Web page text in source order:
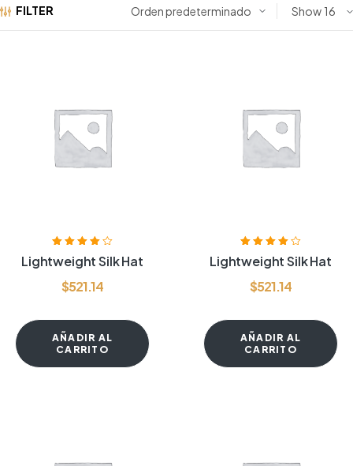
FILTER Show
Valorado
con4.00 de
Lightweight Silk Hat
$521.14
AÑADIR AL
CARRITO
Valorado
con4.00 de
Lightweight Silk Hat
$521.14
AÑADIR AL
CARRITO